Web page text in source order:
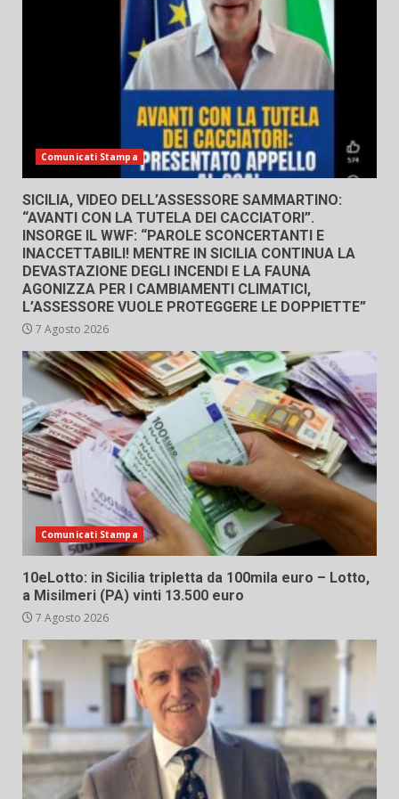
Comunicati Stampa
SICILIA, VIDEO DELL’ASSESSORE SAMMARTINO:
“AVANTI CON LA TUTELA DEI CACCIATORI”.
INSORGE IL WWF: “PAROLE SCONCERTANTI E
INACCETTABILI! MENTRE IN SICILIA CONTINUA LA
DEVASTAZIONE DEGLI INCENDI E LA FAUNA
AGONIZZA PER I CAMBIAMENTI CLIMATICI,
L’ASSESSORE VUOLE PROTEGGERE LE DOPPIETTE”
7 Agosto 2026
Comunicati Stampa
10eLotto: in Sicilia tripletta da 100mila euro – Lotto,
a Misilmeri (PA) vinti 13.500 euro
7 Agosto 2026